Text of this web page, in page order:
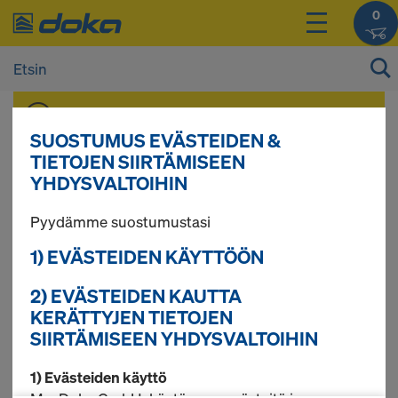
0
kirjautumisenjälkeen.
Ankkurijärjestelmä
15,0
12 tuotetta löytyi
SUOSTUMUS EVÄSTEIDEN &
TIETOJEN SIIRTÄMISEEN
YHDYSVALTOIHIN
Pyydämme suostumustasi
1) EVÄSTEIDEN KÄYTTÖÖN
2) EVÄSTEIDEN KAUTTA
KERÄTTYJEN TIETOJEN
SIIRTÄMISEEN YHDYSVALTOIHIN
1) Evästeiden käyttö